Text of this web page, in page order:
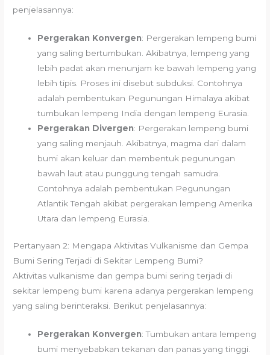
penjelasannya:
Pergerakan Konvergen: Pergerakan lempeng bumi
yang saling bertumbukan. Akibatnya, lempeng yang
lebih padat akan menunjam ke bawah lempeng yang
lebih tipis. Proses ini disebut subduksi. Contohnya
adalah pembentukan Pegunungan Himalaya akibat
tumbukan lempeng India dengan lempeng Eurasia.
Pergerakan Divergen: Pergerakan lempeng bumi
yang saling menjauh. Akibatnya, magma dari dalam
bumi akan keluar dan membentuk pegunungan
bawah laut atau punggung tengah samudra.
Contohnya adalah pembentukan Pegunungan
Atlantik Tengah akibat pergerakan lempeng Amerika
Utara dan lempeng Eurasia.
Pertanyaan 2: Mengapa Aktivitas Vulkanisme dan Gempa
Bumi Sering Terjadi di Sekitar Lempeng Bumi?
Aktivitas vulkanisme dan gempa bumi sering terjadi di
sekitar lempeng bumi karena adanya pergerakan lempeng
yang saling berinteraksi. Berikut penjelasannya:
Pergerakan Konvergen: Tumbukan antara lempeng
bumi menyebabkan tekanan dan panas yang tinggi.